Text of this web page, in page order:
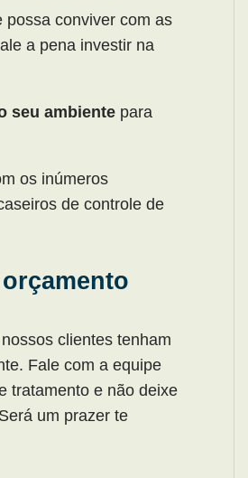
possa conviver com as
a pena investir na
seu ambiente para
os inúmeros
de controle de
clientes tenham
Fale com a equipe
tratamento e não deixe
um prazer te